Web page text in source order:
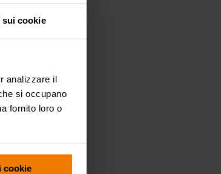
cookie
analizzare il
si occupano
fornito loro o
cookie
Miniera